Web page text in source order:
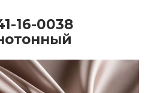
16-0038